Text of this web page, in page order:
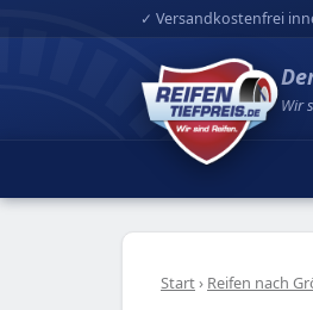
✓ Versandkostenfrei
Wir
Start› Reifen nach